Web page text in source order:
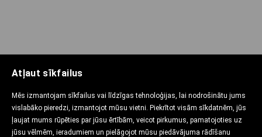
Atļaut sīkfailus
Mēs izmantojam sīkfailus vai līdzīgas tehnoloģijas, lai nodrošinātu jums
vislabāko pieredzi, izmantojot mūsu vietni. Piekrītot visām sīkdatnēm, jūs
ļaujat mums rūpēties par jūsu ērtībām, veicot pirkumus, pamatojoties uz
jūsu vēlmēm, ieradumiem un pielāgojot mūsu piedāvājuma rādīšanu